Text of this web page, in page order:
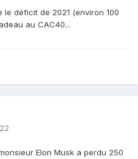
déficit de 2021 (environ 100
au CAC40...
Elon Musk a perdu 250